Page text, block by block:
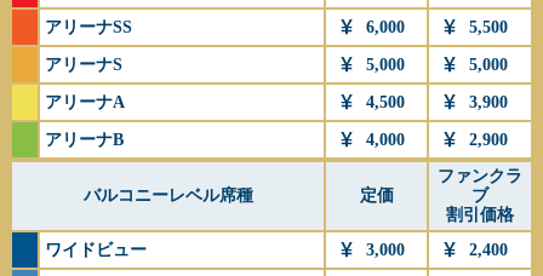
アリーナSS 6,000 5,500
アリーナS 5,000 5,000
アリーナA 4,500 3,900
アリーナB 4,000 2,900
バルコニーレベル席種 定価
ファンクラ
ブ
割引価格
ワイドビュー
3,000 2,400